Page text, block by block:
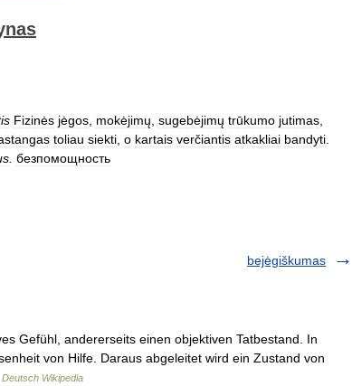
Fizinės jėgos mokėjimų sugebėjimų trūkumo jutimas
toliau siekti o kartais verčiantis atkakliai bandyti
безпомощность
bejėgiškumas
Gefühl, andererseits einen objektiven Tatbestand. In
von Hilfe. Daraus abgeleitet wird ein Zustand von
Deutsch Wikipedia